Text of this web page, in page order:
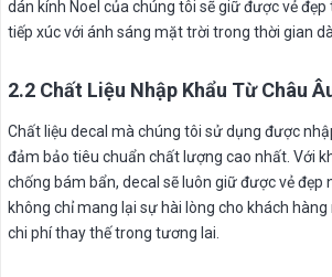
dán kính Noel của chúng tôi sẽ giữ được vẻ
tiếp xúc với ánh sáng mặt trời trong thời gian
2.2 Chất Liệu Nhập Khẩu Từ Châu
Chất liệu decal mà chúng tôi sử dụng được
đảm bảo tiêu chuẩn chất lượng cao nhất. Với
chống bám bẩn, decal sẽ luôn giữ được vẻ đẹp
không chỉ mang lại sự hài lòng cho khách
chi phí thay thế trong tương lai.